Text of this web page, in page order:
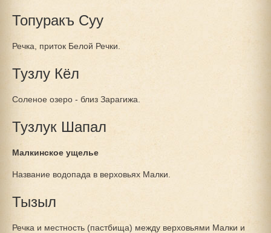
Топуракъ Суу
Речка, приток Белой Речки.
Тузлу Кёл
Соленое озеро - близ Зарагижа.
Тузлук Шапал
Малкинское ущелье
Название водопада в верховьях Малки.
Тызыл
Речка и местность (пастбища) между верховьями Малки и